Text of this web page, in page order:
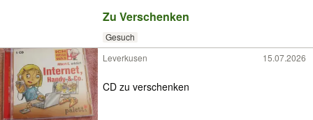
Zu Verschenken
Gesuch
Leverkusen
15.07.2026
CD zu verschenken